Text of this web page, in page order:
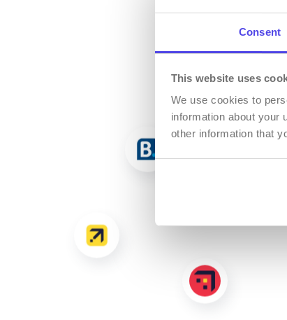
Consent
This website uses
We use cookies to
information about your
other information that